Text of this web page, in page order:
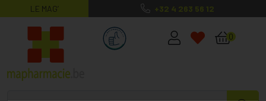
LE MAG’ +32 4 263 56 12
MaPharmacie.be ma santé, mes
0